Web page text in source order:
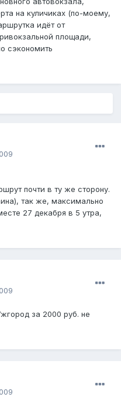
на куличиках (по-моему,
идёт от
площади,
сэкономить
почти в ту же сторону.
так же, максимально
27 декабря в 5 утра,
за 2000 руб. не